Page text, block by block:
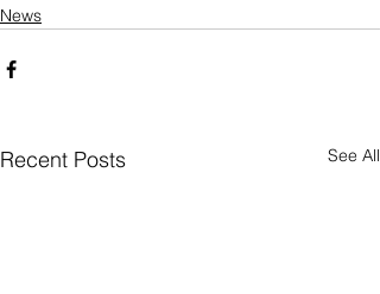
News
Recent Posts See All